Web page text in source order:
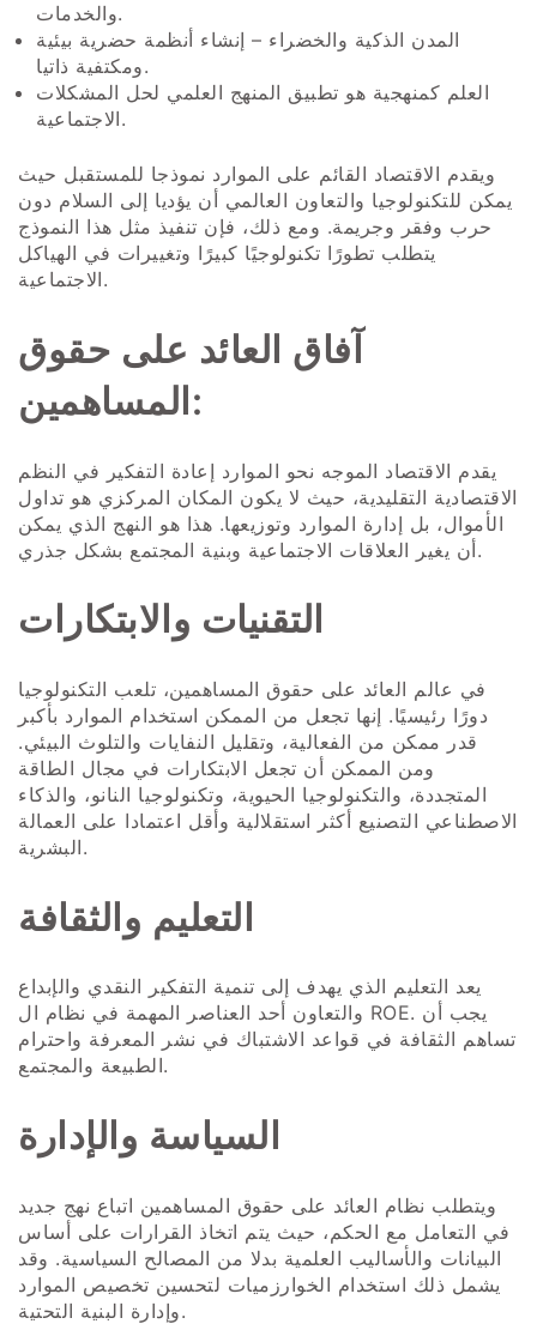
والخدمات.
المدن الذكية والخضراء – إنشاء أنظمة حضرية بيئية
ومكتفية ذاتيا.
العلم كمنهجية هو تطبيق المنهج العلمي لحل المشكلات
الاجتماعية.
ويقدم الاقتصاد القائم على الموارد نموذجا للمستقبل حيث
يمكن للتكنولوجيا والتعاون العالمي أن يؤديا إلى السلام دون
حرب وفقر وجريمة. ومع ذلك، فإن تنفيذ مثل هذا النموذج
يتطلب تطورًا تكنولوجيًا كبيرًا وتغييرات في الهياكل
الاجتماعية.
آفاق العائد على حقوق
المساهمين:
يقدم الاقتصاد الموجه نحو الموارد إعادة التفكير في النظم
الاقتصادية التقليدية، حيث لا يكون المكان المركزي هو تداول
الأموال، بل إدارة الموارد وتوزيعها. هذا هو النهج الذي يمكن
أن يغير العلاقات الاجتماعية وبنية المجتمع بشكل جذري.
التقنيات والابتكارات
في عالم العائد على حقوق المساهمين، تلعب التكنولوجيا
دورًا رئيسيًا. إنها تجعل من الممكن استخدام الموارد بأكبر
قدر ممكن من الفعالية، وتقليل النفايات والتلوث البيئي.
ومن الممكن أن تجعل الابتكارات في مجال الطاقة
المتجددة، والتكنولوجيا الحيوية، وتكنولوجيا النانو، والذكاء
الاصطناعي التصنيع أكثر استقلالية وأقل اعتمادا على العمالة
البشرية.
التعليم والثقافة
يعد التعليم الذي يهدف إلى تنمية التفكير النقدي والإبداع
والتعاون أحد العناصر المهمة في نظام ال ROE. يجب أن
تساهم الثقافة في قواعد الاشتباك في نشر المعرفة واحترام
الطبيعة والمجتمع.
السياسة والإدارة
ويتطلب نظام العائد على حقوق المساهمين اتباع نهج جديد
في التعامل مع الحكم، حيث يتم اتخاذ القرارات على أساس
البيانات والأساليب العلمية بدلا من المصالح السياسية. وقد
يشمل ذلك استخدام الخوارزميات لتحسين تخصيص الموارد
وإدارة البنية التحتية.